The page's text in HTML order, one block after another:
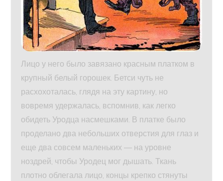
Лицо у него было завязано красным платком в
крупный белый горошек. Бетси чуть не
расхохоталась, глядя на эту картину, но
вовремя удержалась, вспомнив, как легко
обидеть Уродца насмешками. В платке было
проделано два небольших отверстия для глаз и
еще два совсем маленьких — на уровне
ноздрей, чтобы Уродец мог дышать. Ткань
плотно облегала лицо, концы крепко стянуты